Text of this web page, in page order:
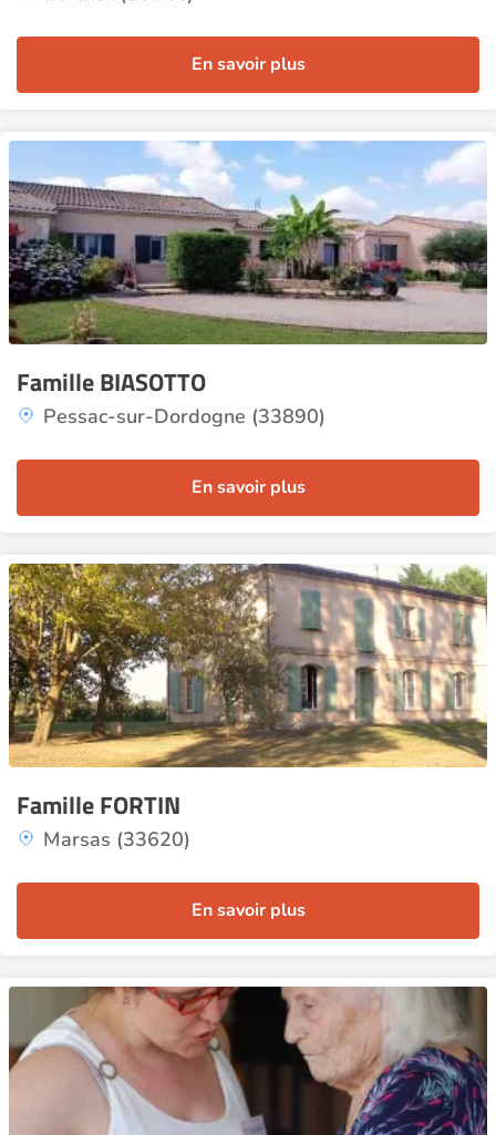
En savoir plus
Famille BIASOTTO
Pessac-sur-Dordogne (33890)
En savoir plus
Famille FORTIN
Marsas (33620)
En savoir plus